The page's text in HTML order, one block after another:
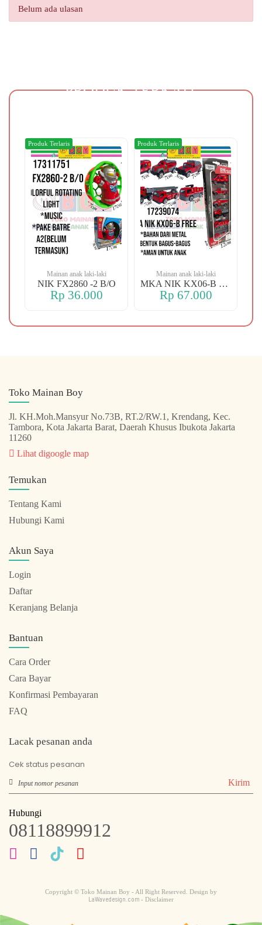
Belum ada ulasan
PRODUK TERKAIT
Mainan anak laki-laki
NIK FX2860 -2 B/O
Rp 36.000
Produk Terlaris
Mainan anak laki-laki
MKA NIK KX06-B FREE
Rp 67.000
Produk Terlaris
Toko Mainan Boy
Jl. KH.Moh.Mansyur No.73B, RT.2/RW.1, Krendang, Kec.
Tambora, Kota Jakarta Barat, Daerah Khusus Ibukota Jakarta
11260
Lihat digoogle map
Temukan
Tentang Kami
Hubungi Kami
Akun Saya
Login
Daftar
Keranjang Belanja
Bantuan
Cara Order
Cara Bayar
Konfirmasi Pembayaran
FAQ
Lacak pesanan anda
Cek status pesanan
Kirim
Hubungi
08118899912
Copyright © Toko Mainan Boy - All Right Reserved. Design by
LaWavedesign.com - Disclaimer